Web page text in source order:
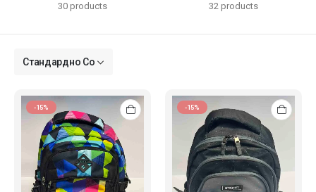
30 products 32 products
-15% -15%